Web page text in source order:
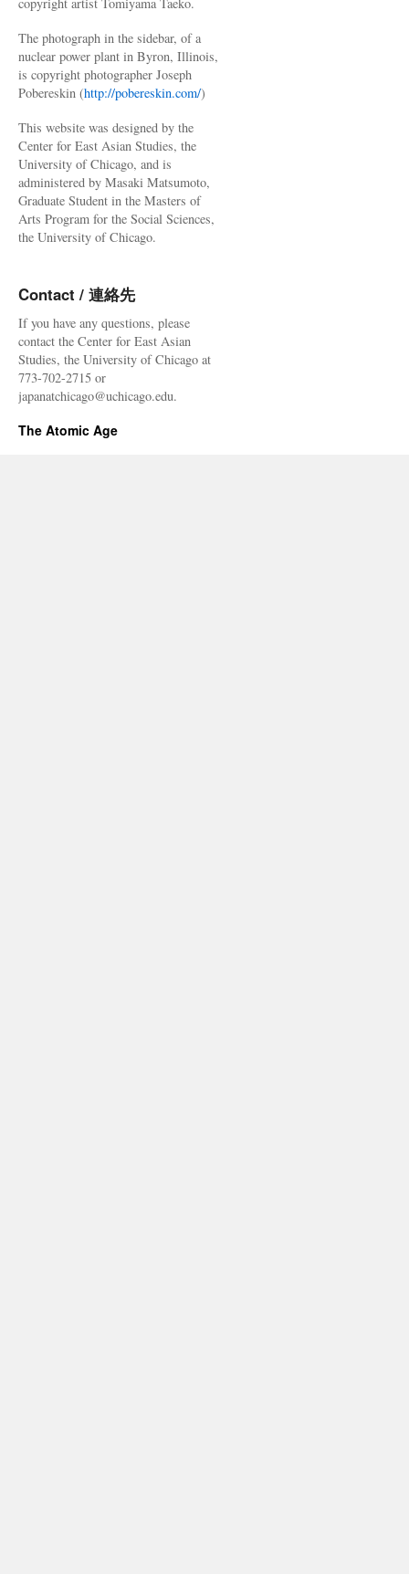
The photograph in the sidebar, of a
nuclear power plant in Byron, Illinois,
is copyright photographer Joseph
Pobereskin (http://pobereskin.com/)
This website was designed by the
Center for East Asian Studies, the
University of Chicago, and is
administered by Masaki Matsumoto,
Graduate Student in the Masters of
Arts Program for the Social Sciences,
the University of Chicago.
Contact / 連絡先
If you have any questions, please
contact the Center for East Asian
Studies, the University of Chicago at
773-702-2715 or
japanatchicago@uchicago.edu.
The Atomic Age